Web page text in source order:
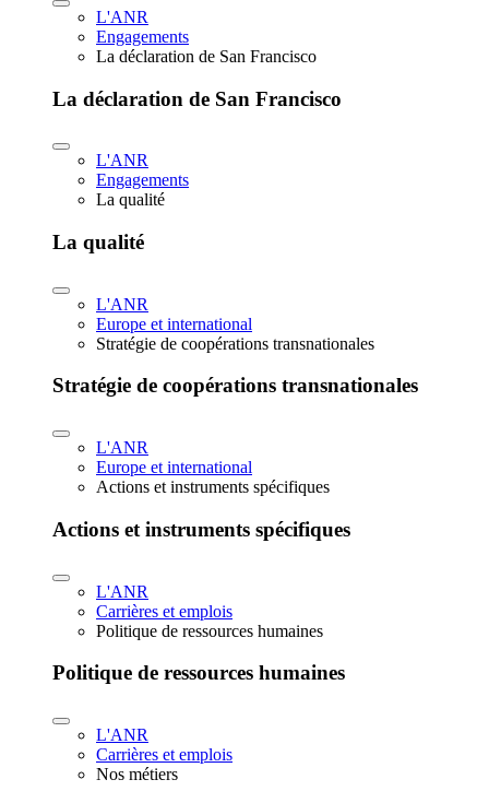
L'ANR
Engagements
La déclaration de San Francisco
La déclaration de San Francisco
L'ANR
Engagements
La qualité
La qualité
L'ANR
Europe et international
Stratégie de coopérations transnationales
Stratégie de coopérations transnationales
L'ANR
Europe et international
Actions et instruments spécifiques
Actions et instruments spécifiques
L'ANR
Carrières et emplois
Politique de ressources humaines
Politique de ressources humaines
L'ANR
Carrières et emplois
Nos métiers